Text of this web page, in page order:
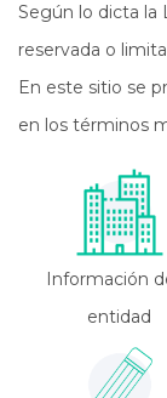
Según lo dicta la
reservada o
En este sitio se
en los términos
Información
entidad